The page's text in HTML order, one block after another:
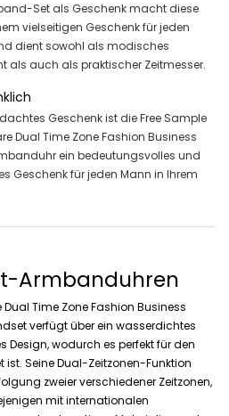
Set als Geschenk macht diese
vielseitigen Geschenk für jeden
dient sowohl als modisches
als auch als praktischer Zeitmesser.
Geschenk ist die Free Sample
Dual Time Zone Fashion Business
ein bedeutungsvolles und
Geschenk für jeden Mann in Ihrem
Armbanduhren
Time Zone Fashion Business
verfügt über ein wasserdichtes
wodurch es perfekt für den
Seine Dual-Zeitzonen-Funktion
zweier verschiedener Zeitzonen,
mit internationalen